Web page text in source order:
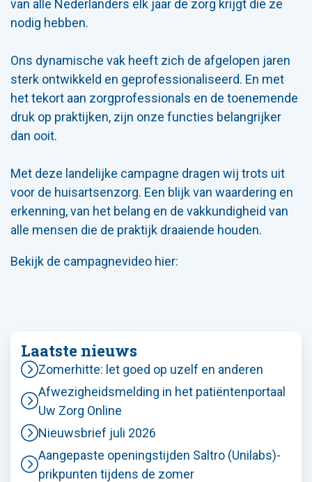
van alle Nederlanders elk jaar de zorg krijgt die ze
nodig hebben.
Ons dynamische vak heeft zich de afgelopen jaren
sterk ontwikkeld en geprofessionaliseerd. En met
het tekort aan zorgprofessionals en de toenemende
druk op praktijken, zijn onze functies belangrijker
dan ooit.
Met deze landelijke campagne dragen wij trots uit
voor de huisartsenzorg. Een blijk van waardering en
erkenning, van het belang en de vakkundigheid van
alle mensen die de praktijk draaiende houden.
Bekijk de campagnevideo hier:
Laatste nieuws
Zomerhitte: let goed op uzelf en anderen
Afwezigheidsmelding in het patiëntenportaal
Uw Zorg Online
Nieuwsbrief juli 2026
Aangepaste openingstijden Saltro (Unilabs)-
prikpunten tijdens de zomer